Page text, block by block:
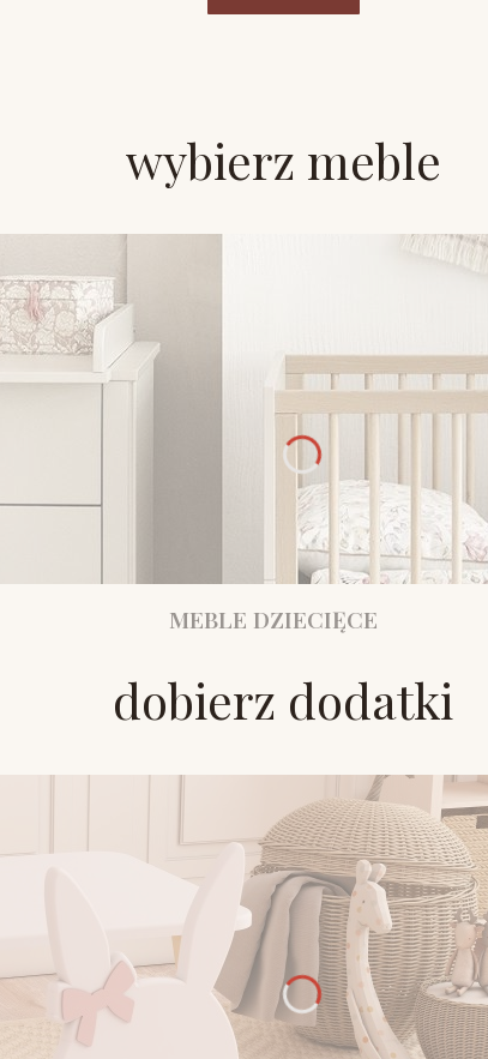
wybierz meble
MEBLE DZIECIĘCE
dobierz dodatki